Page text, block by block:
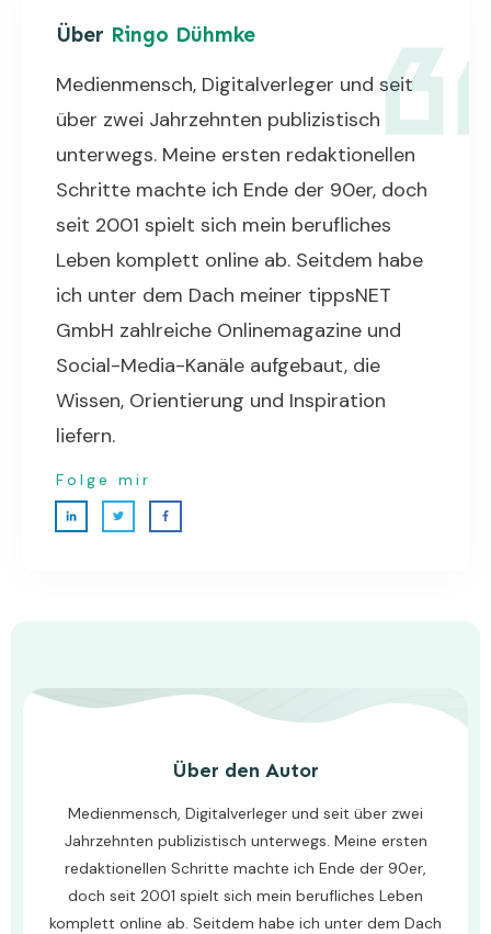
Über Ringo Dühmke
Medienmensch, Digitalverleger und seit
über zwei Jahrzehnten publizistisch
unterwegs. Meine ersten redaktionellen
Schritte machte ich Ende der 90er, doch
seit 2001 spielt sich mein berufliches
Leben komplett online ab. Seitdem habe
ich unter dem Dach meiner tippsNET
GmbH zahlreiche Onlinemagazine und
Social-Media-Kanäle aufgebaut, die
Wissen, Orientierung und Inspiration
liefern.
Folge mir
Über den Autor
Medienmensch, Digitalverleger und seit über zwei
Jahrzehnten publizistisch unterwegs. Meine ersten
redaktionellen Schritte machte ich Ende der 90er,
doch seit 2001 spielt sich mein berufliches Leben
komplett online ab. Seitdem habe ich unter dem Dach